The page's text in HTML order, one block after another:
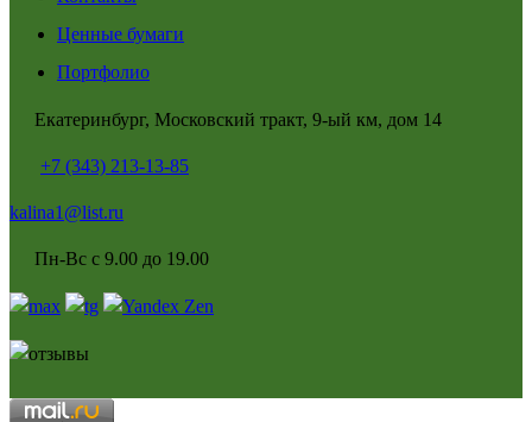
Ценные бумаги
Портфолио
Екатеринбург, Московский тракт, 9-ый км, дом 14
+7 (343) 213-13-85
kalina1@list.ru
Пн-Вс с 9.00 до 19.00